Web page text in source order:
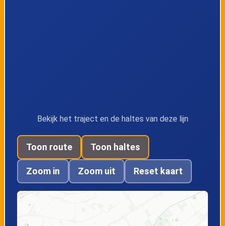
Bekijk het traject en de haltes van deze lijn
Toon route Toon haltes
Zoom in Zoom uit Reset kaart